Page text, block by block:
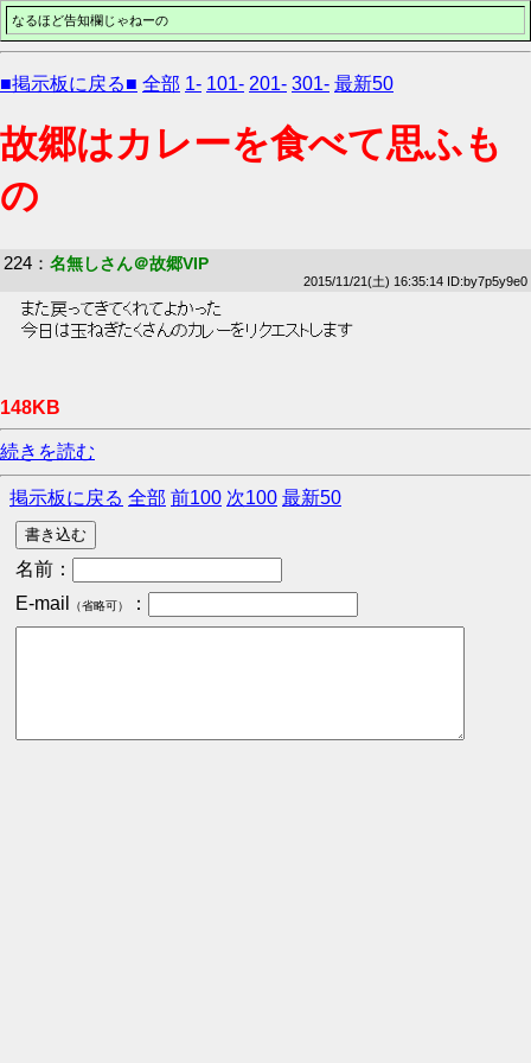
なるほど告知欄じゃねーの
■掲示板に戻る■ 全部 1- 101- 201- 301- 最新50
故郷はカレーを食べて思ふも
の
224 ： 名無しさん＠故郷VIP
2015/11/21(土) 16:35:14 ID:by7p5y9e0
また戻ってきてくれてよかった
今日は玉ねぎたくさんのカレーをリクエストします
148KB
続きを読む
掲示板に戻る 全部 前100 次100 最新50
名前：
E-mail
（省略可） ：